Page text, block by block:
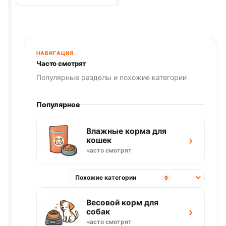
(КУРИЦА,
НАВИГАЦИЯ
Часто смотрят
Популярные разделы и похожие категории
Популярное
Влажные корма для
кошек
часто смотрят
›
Похожие категории 9
Весовой корм для
собак
часто смотрят
›